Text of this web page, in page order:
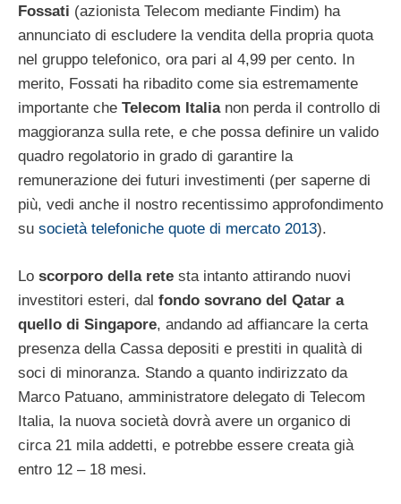
Fossati (azionista Telecom mediante Findim) ha
annunciato di escludere la vendita della propria quota
nel gruppo telefonico, ora pari al 4,99 per cento. In
merito, Fossati ha ribadito come sia estremamente
importante che Telecom Italianon perda il controllo di
maggioranza sulla rete, e che possa definire un valido
quadro regolatorio in grado di garantire la
remunerazione dei futuri investimenti (per saperne di
più, vedi anche il nostro recentissimo approfondimento
su società telefoniche quote di mercato 2013).
Lo scorporo della rete sta intanto attirando nuovi
investitori esteri, dal fondo sovrano del Qatar a
quello di Singapore, andando ad affiancare la certa
presenza della Cassa depositi e prestiti in qualità di
soci di minoranza. Stando a quanto indirizzato da
Marco Patuano, amministratore delegato di Telecom
Italia, la nuova società dovrà avere un organico di
circa 21 mila addetti, e potrebbe essere creata già
entro 12 – 18 mesi.